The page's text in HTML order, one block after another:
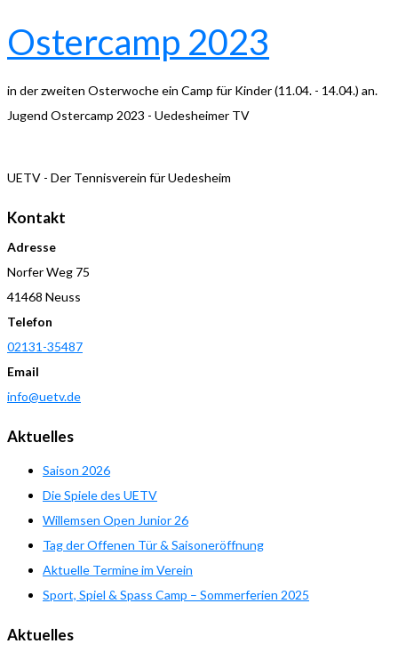
Ostercamp 2023
in der zweiten Osterwoche ein Camp für Kinder (11.04. - 14.04.) an.
Jugend Ostercamp 2023 - Uedesheimer TV
UETV - Der Tennisverein für Uedesheim
Kontakt
Adresse
Norfer Weg 75
41468 Neuss
Telefon
02131-35487
Email
info@uetv.de
Aktuelles
Saison 2026
Die Spiele des UETV
Willemsen Open Junior 26
Tag der Offenen Tür & Saisoneröffnung
Aktuelle Termine im Verein
Sport, Spiel & Spass Camp – Sommerferien 2025
Aktuelles